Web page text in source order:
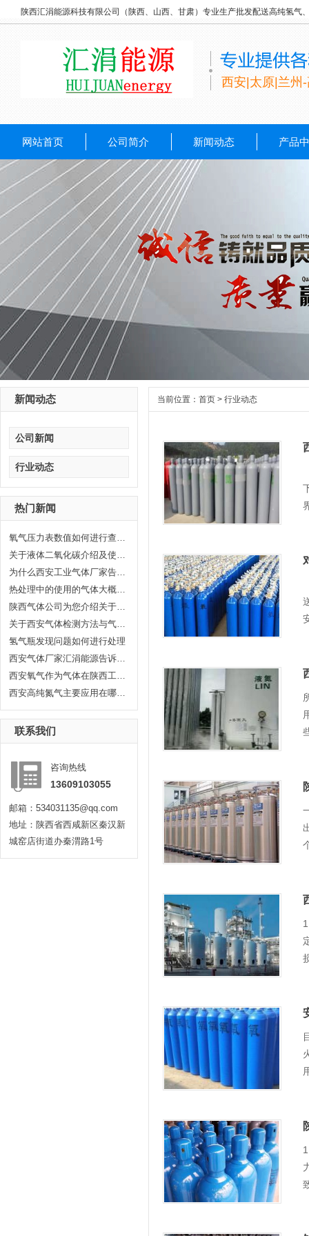
陕西汇涓能源科技有限公司（陕西、山西、甘肃）专业生产批发配送高纯氢
西安|太原|兰州
网站首页 公司简介 新闻动态 产品
新闻动态
公司新闻
行业动态
热门新闻
氧气压力表数值如何进行查看，汇...
关于液体二氧化碳介绍及使用范围...
为什么西安工业气体厂家告诉你氦...
热处理中的使用的气体大概分哪几...
陕西气体公司为您介绍关于陕西乙...
关于西安气体检测方法与气体检测...
氢气瓶发现问题如何进行处理
西安气体厂家汇涓能源告诉你液化...
西安氧气作为气体在陕西工业生产...
西安高纯氮气主要应用在哪些方面...
联系我们
咨询热线
13609103055
邮箱：534031135@qq.com
地址：陕西省西咸新区秦汉新
城窑店街道办秦渭路1号
当前位置： 首页 > 行业动态